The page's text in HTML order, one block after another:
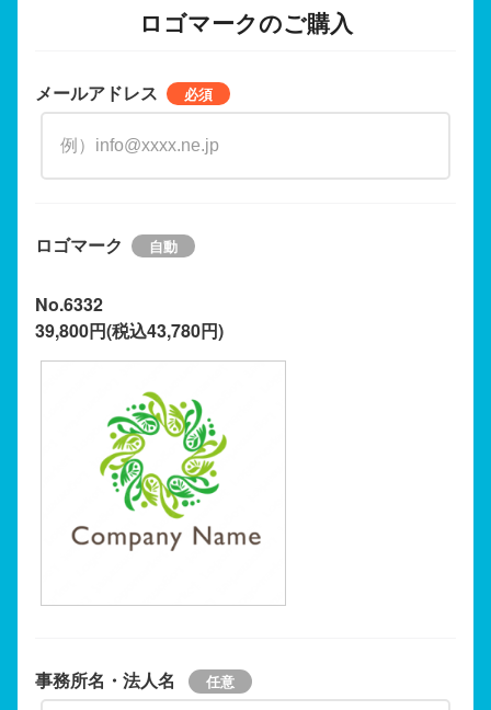
ロゴマークのご購入
メールアドレス
ロゴマーク
No.6332
39,800円(税込43,780円)
事務所名・法人名